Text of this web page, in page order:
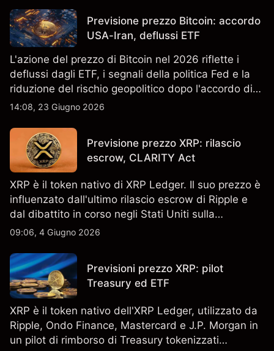
risultati futuri.
Previsione prezzo Bitcoin: accordo
USA-Iran, deflussi ETF
L'azione del prezzo di Bitcoin nel 2026 riflette i
deflussi dagli ETF, i segnali della politica Fed e la
riduzione del rischio geopolitico dopo l'accordo di
pace USA-Iran. I rendimenti passati non sono un
14:08, 23 Giugno 2026
Previsione prezzo XRP: rilascio
escrow, CLARITY Act
XRP è il token nativo di XRP Ledger. Il suo prezzo è
influenzato dall'ultimo rilascio escrow di Ripple e
dal dibattito in corso negli Stati Uniti sulla
regolamentazione crypto. I rendimenti passati non
09:06, 4 Giugno 2026
Previsioni prezzo XRP: pilot
Treasury ed ETF
XRP è il token nativo dell'XRP Ledger, utilizzato da
Ripple, Ondo Finance, Mastercard e J.P. Morgan in
un pilot di rimborso di Treasury tokenizzati